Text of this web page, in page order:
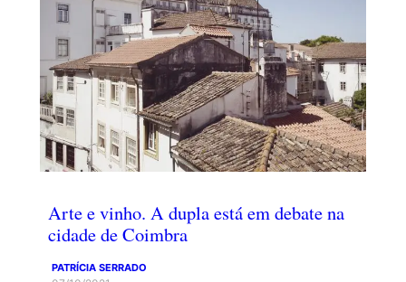
Arte e vinho. A dupla está em debate na
cidade de Coimbra
PATRÍCIA SERRADO